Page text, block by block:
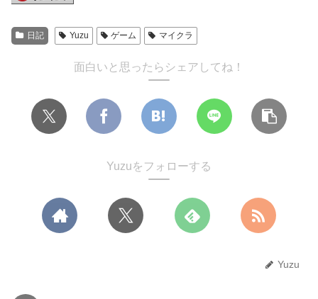
日記 Yuzu ゲーム マイクラ
面白いと思ったらシェアしてね！
Yuzuをフォローする
Yuzu